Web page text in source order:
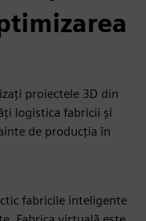
proiectele 3D din
logistica fabricii și
de producția în
fabricile inteligente